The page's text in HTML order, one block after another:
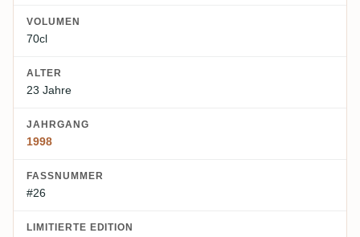
VOLUMEN
70cl
ALTER
23 Jahre
JAHRGANG
1998
FASSNUMMER
#26
LIMITIERTE EDITION